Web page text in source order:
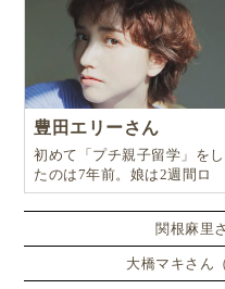
そこまで来たら、お好
夫。
何度か繰り返していく
いただけで絵を見なく
す。それは、まさに英
歩と言えるでしょう。
豊田エリーさん
初めて「プチ親子留学」をし
たのは7年前。娘は2週間ロ
ンドンのサマースクールに通
い、英語劇に挑戦したり、
関根麻里
大橋マキさん